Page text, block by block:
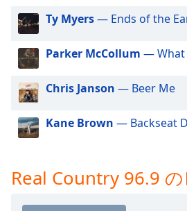
Beginning
window.
Escape
cancel
and
close
Ty Myers— Ends of the
Parker McCollum — What
Chris Janson — Beer Me
Kane Brown — Backseat
Real Country 96.9